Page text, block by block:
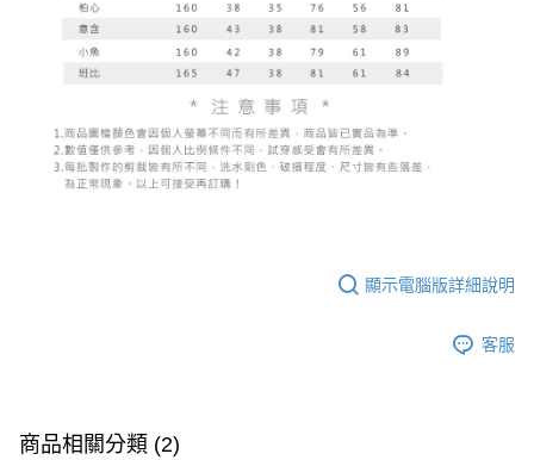
顯示電腦版詳細說明
客服
商品相關分類 (2)